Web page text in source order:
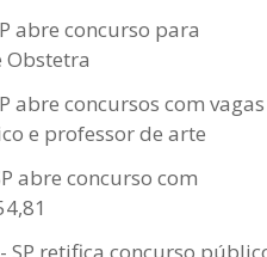
abre concurso para
Obstetra
abre concursos com vagas
e professor de arte
abre concurso com
SP retifica concurso